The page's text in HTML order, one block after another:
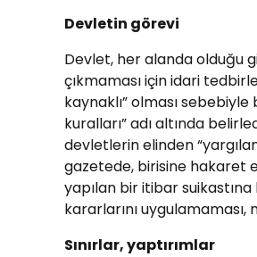
Devletin görevi
Devlet, her alanda olduğu
çıkmaması için idari
kaynaklı” olması
kuralları” adı altında
devletlerin elinden
gazetede, birisine hakaret
yapılan bir itibar
kararlarını
Sınırlar, yaptırımlar